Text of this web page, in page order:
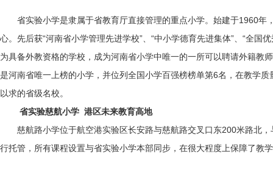
省实验小学是隶属于省教育厅直接管理的重点小学。始建于1960
心。先后获“河南省小学管理先进学校”、“中小学德育先进集体”、“全
为具备外教资格的学校，成为河南省小学中唯一的一所可以聘请外籍教
是河南省唯一上榜的小学，并位列全国小学百强榜榜单第6名，在教学
以求的省级名校。
省实验慈航小学 港区未来教育高地
慈航路小学位于航空港实验区长安路与慈航路交叉口东200米路北
行托管，所有课程设置与省实验小学本部同步，在很大程度上保障了教